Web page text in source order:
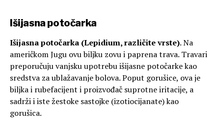
Išijasna potočarka
Išijasna potočarka (Lepidium, različite vrste). Na
američkom Jugu ovu biljku zovu i paprena trava. Travari
preporučuju vanjsku upotrebu išijasne potočarke kao
sredstva za ublažavanje bolova. Poput gorušice, ova je
biljka i rubefacijent i proizvođač suprotne iritacije, a
sadrži i iste žestoke sastojke (izotiocijanate) kao
gorušica.